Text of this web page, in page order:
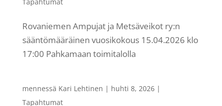
Rovaniemen Ampujat ja Metsäveikot ry:n
sääntömääräinen vuosikokous 15.04.2026 klo
17:00 Pahkamaan toimitalolla
mennessä Kari Lehtinen | huhti 8, 2026|
Tapahtumat